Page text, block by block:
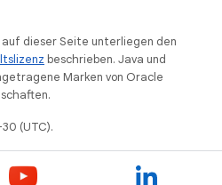
dieser Seite unterliegen den
beschrieben. Java und
Marken von Oracle
(UTC).